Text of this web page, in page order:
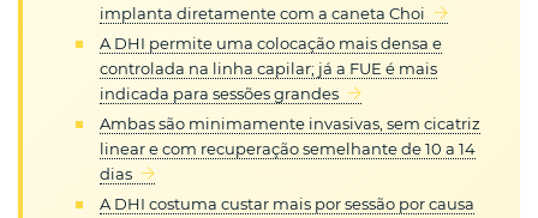
implanta diretamente com a caneta Choi
A DHI permite uma colocação mais densa e
controlada na linha capilar; já a FUE é mais
indicada para sessões grandes
Ambas são minimamente invasivas, sem cicatriz
linear e com recuperação semelhante de 10 a 14
dias
A DHI costuma custar mais por sessão por causa